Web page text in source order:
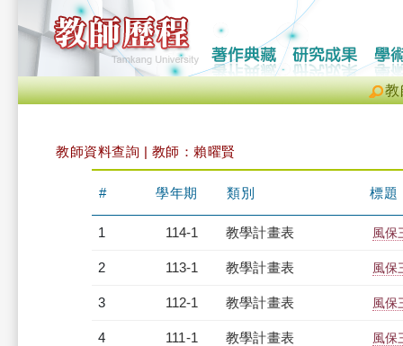
教
教師資料查詢 | 教師：賴曜賢
# 學年期 類別 標題
1 114-1 教學計畫表 風
2 113-1 教學計畫表 風
3 112-1 教學計畫表 風
4 111-1 教學計畫表 風